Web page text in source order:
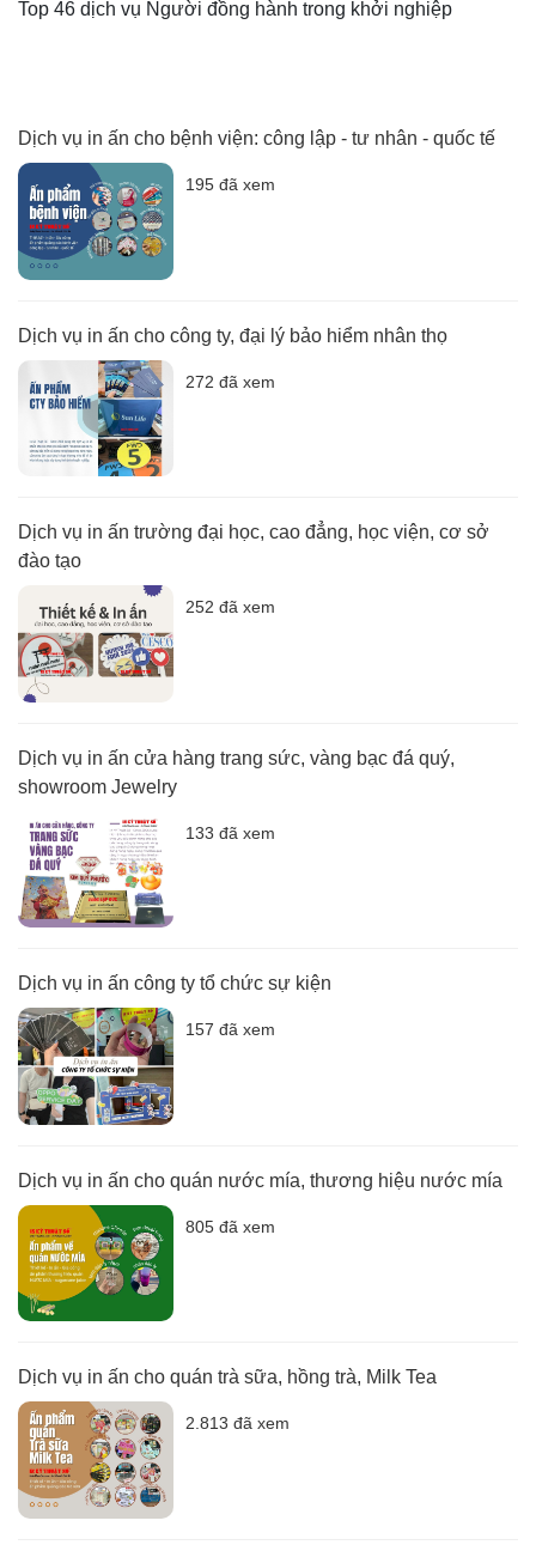
Top 46 dịch vụ Người đồng hành trong khởi nghiệp
Dịch vụ in ấn cho bệnh viện: công lập - tư nhân - quốc tế
195 đã xem
Dịch vụ in ấn cho công ty, đại lý bảo hiểm nhân thọ
272 đã xem
Dịch vụ in ấn trường đại học, cao đẳng, học viện, cơ sở
đào tạo
252 đã xem
Dịch vụ in ấn cửa hàng trang sức, vàng bạc đá quý,
showroom Jewelry
133 đã xem
Dịch vụ in ấn công ty tổ chức sự kiện
157 đã xem
Dịch vụ in ấn cho quán nước mía, thương hiệu nước mía
805 đã xem
Dịch vụ in ấn cho quán trà sữa, hồng trà, Milk Tea
2.813 đã xem